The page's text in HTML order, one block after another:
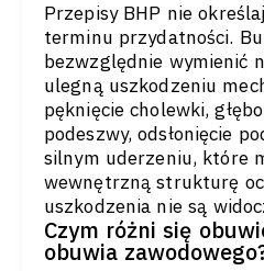
Przepisy BHP nie
terminu przydatności.
bezwzględnie wymienić
ulegną uszkodzeniu
pęknięcie cholewki,
podeszwy, odsłonięcie
silnym uderzeniu, które
wewnętrzną strukturę
uszkodzenia nie są
Czym różni się
obuwia